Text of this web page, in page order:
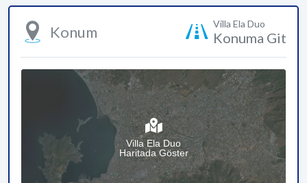
Konum Villa Ela Duo
Konuma Git
Villa Ela Duo
Haritada Göster